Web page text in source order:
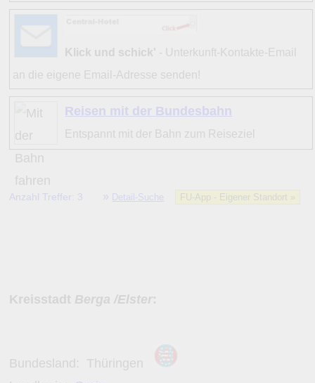
Klick und schick' - Unterkunft-Kontakte-Email
an die eigene Email-Adresse senden!
Reisen mit der Bundesbahn
Entspannt mit der Bahn zum Reiseziel
Anzahl Treffer: 3 » Detail-Suche FU-App - Eigener Standort »
Kreisstadt Berga /Elster:
Bundesland: Thüringen